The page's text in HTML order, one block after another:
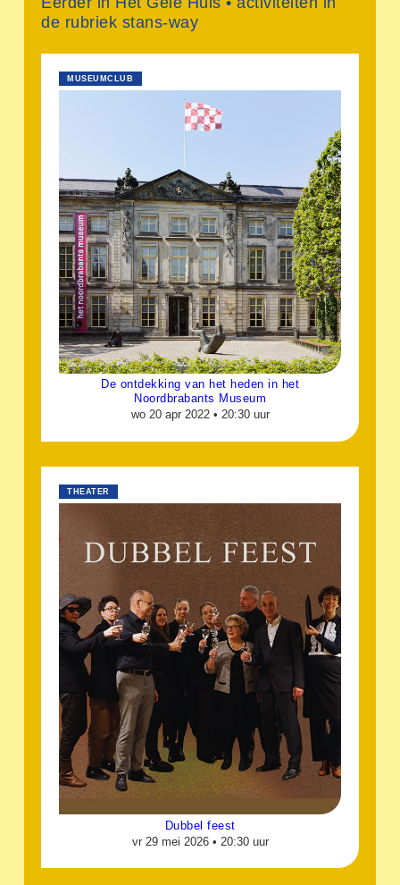
de rubriek stans-way
MUSEUMCLUB
De ontdekking van het heden in het
Noordbrabants Museum
wo 20 apr 2022 • 20:30 uur
THEATER
Dubbel feest
vr 29 mei 2026 • 20:30 uur